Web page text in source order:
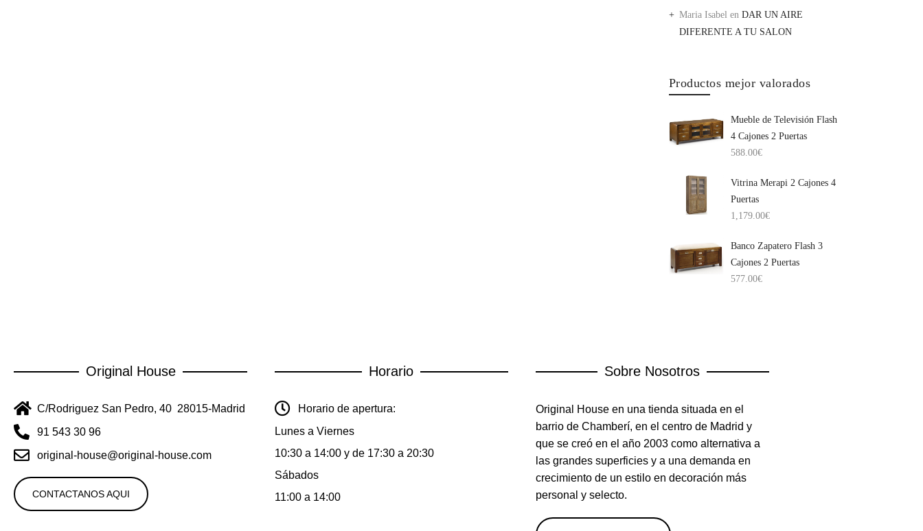
Maria Isabelen DAR UN AIRE
DIFERENTE A TU SALON
Productos mejor valorados
Mueble de Televisión Flash
4 Cajones 2 Puertas
588.00€
Vitrina Merapi 2 Cajones 4
Puertas
1,179.00€
Banco Zapatero Flash 3
Cajones 2 Puertas
577.00€
Original House
C/Rodriguez San Pedro, 40 28015-Madrid
91 543 30 96
original-house@original-house.com
CONTACTANOS AQUI
Horario
Horario de apertura:
Lunes a Viernes
10:30 a 14:00 y de 17:30 a 20:30
Sábados
11:00 a 14:00
Sobre Nosotros
Original House en una tienda situada en el
barrio de Chamberí, en el centro de Madrid y
que se creó en el año 2003 como alternativa a
las grandes superficies y a una demanda en
crecimiento de un estilo en decoración más
personal y selecto.